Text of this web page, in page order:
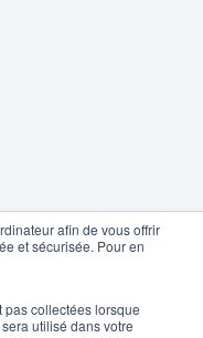
afin de vous offrir
et sécurisée. Pour en
pas collectées lorsque
utilisé dans votre
France